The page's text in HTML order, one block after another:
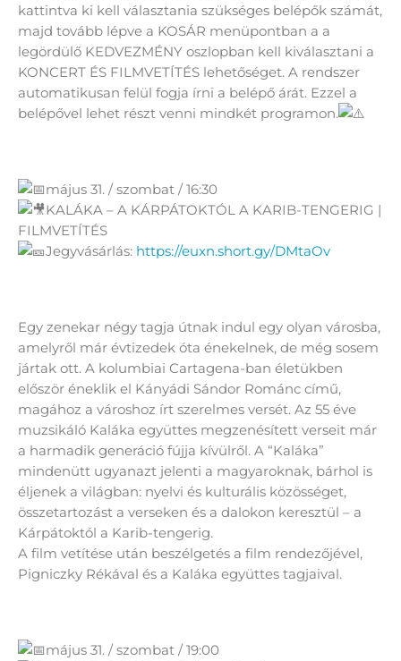
kattintva ki kell választania szükséges belépők számát,
majd tovább lépve a KOSÁR menüpontban a a
legördülő KEDVEZMÉNY oszlopban kell kiválasztani a
KONCERT ÉS FILMVETÍTÉS lehetőséget. A rendszer
automatikusan felül fogja írni a belépő árát. Ezzel a
belépővel lehet részt venni mindkét programon.
május 31. / szombat / 16:30
KALÁKA – A KÁRPÁTOKTÓL A KARIB-TENGERIG |
FILMVETÍTÉS
Jegyvásárlás: https://euxn.short.gy/DMtaOv
Egy zenekar négy tagja útnak indul egy olyan városba,
amelyről már évtizedek óta énekelnek, de még sosem
jártak ott. A kolumbiai Cartagena-ban életükben
először éneklik el Kányádi Sándor Románc című,
magához a városhoz írt szerelmes versét. Az 55 éve
muzsikáló Kaláka együttes megzenésített verseit már
a harmadik generáció fújja kívülről. A “Kaláka”
mindenütt ugyanazt jelenti a magyaroknak, bárhol is
éljenek a világban: nyelvi és kulturális közösséget,
összetartozást a verseken és a dalokon keresztül – a
Kárpátoktól a Karib-tengerig.
A film vetítése után beszélgetés a film rendezőjével,
Pigniczky Rékával és a Kaláka együttes tagjaival.
május 31. / szombat / 19:00